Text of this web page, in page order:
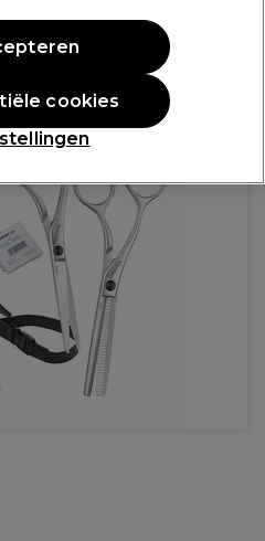
cookies